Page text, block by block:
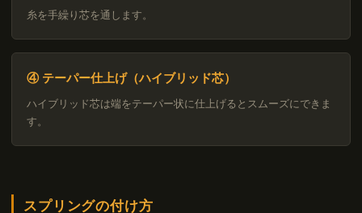
糸を手繰り芯を通します。
④ テーパー仕上げ（ハイブリッド芯）
ハイブリッド芯は端をテーパー状に仕上げるとスムーズにできま
す。
スプリングの付け方